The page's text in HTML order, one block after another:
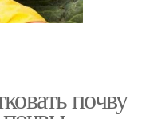
почву